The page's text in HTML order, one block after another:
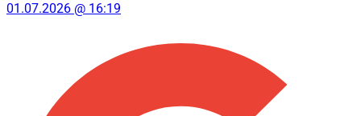
01.07.2026 @ 16:19